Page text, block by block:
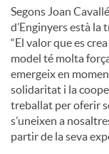
Segons Joan
d’Enginyers està
“El valor que es
model té molta
emergeix en
solidaritat i la
treballat per oferir
s’uneixen a
partir de la seva